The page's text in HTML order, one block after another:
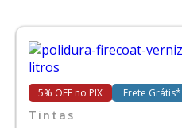
5% OFF no PIX Frete Grátis*
Tintas